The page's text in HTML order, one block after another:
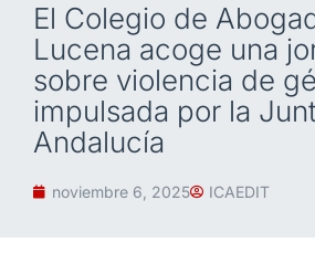
El Colegio de
Lucena acoge una
sobre violencia de
impulsada por la
Andalucía
noviembre 6, 2025 ICAEDIT